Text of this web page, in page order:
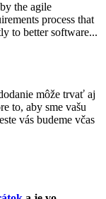
the agile
process that
to better software...
môže trvať aj
to, aby sme vašu
vás budeme včas